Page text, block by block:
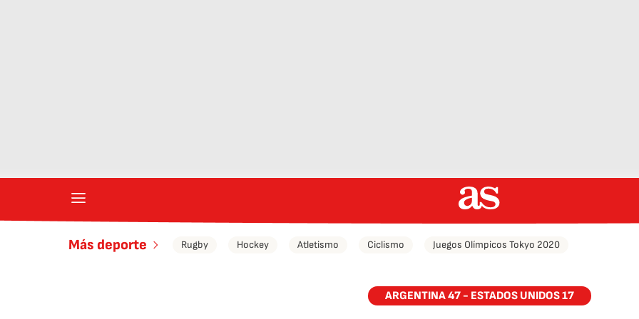
Más deporte Rugby Hockey Atletismo Ciclismo Juegos Olímpicos Tokyo 2020
ARGENTINA 47 - ESTADOS UNIDOS 17